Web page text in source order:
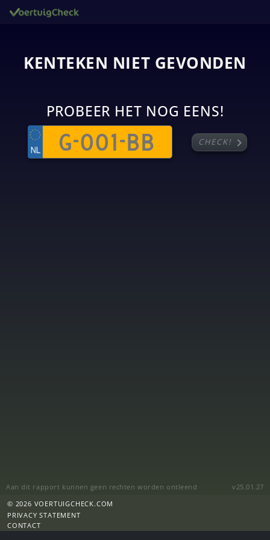
KENTEKEN NIET GEVONDEN
PROBEER HET NOG EENS!
CHECK! chevron_right
Aan dit rapport kunnen geen rechten worden ontleend
v25.01.27
© 2026 VOERTUIGCHECK.COM
PRIVACY STATEMENT
CONTACT